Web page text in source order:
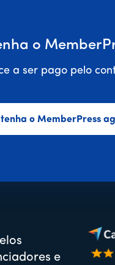
o
a ser pago pelo
o MemberPress
e